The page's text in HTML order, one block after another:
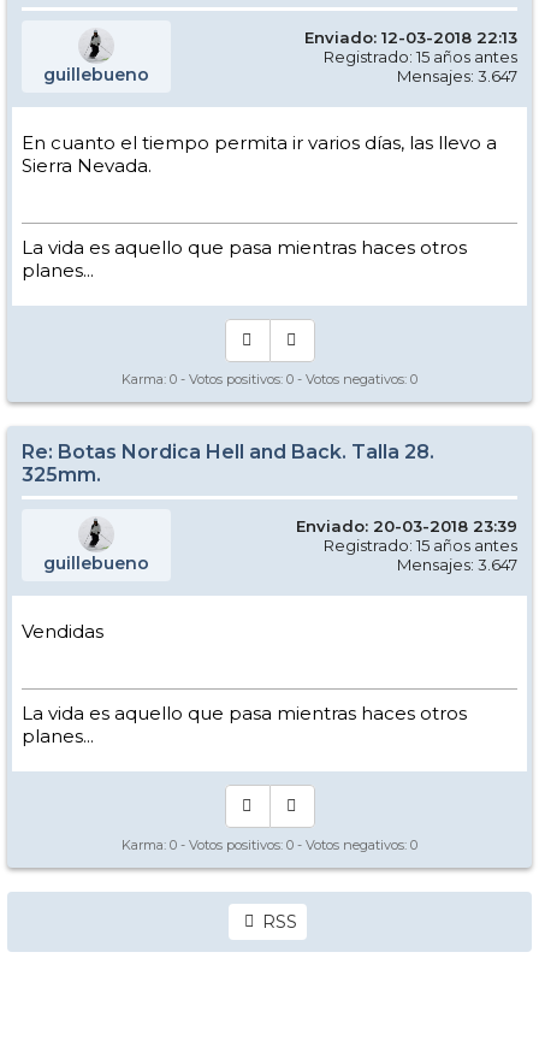
guillebueno
Enviado: 12-03-2018 22:13
Registrado: 15 años antes
Mensajes: 3.647
En cuanto el tiempo permita ir varios días, las llevo a
Sierra Nevada.
La vida es aquello que pasa mientras haces otros
planes...
Karma: 0 - Votos positivos: 0 - Votos negativos: 0
Re: Botas Nordica Hell and Back. Talla 28.
325mm.
guillebueno
Enviado: 20-03-2018 23:39
Registrado: 15 años antes
Mensajes: 3.647
Vendidas
La vida es aquello que pasa mientras haces otros
planes...
Karma: 0 - Votos positivos: 0 - Votos negativos: 0
RSS